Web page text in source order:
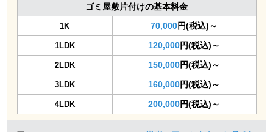
ゴミ屋敷片付けの基本料金
1K 70,000円(税込)～
1LDK 120,000円(税込)～
2LDK 150,000円(税込)～
3LDK 160,000円(税込)～
4LDK 200,000円(税込)～